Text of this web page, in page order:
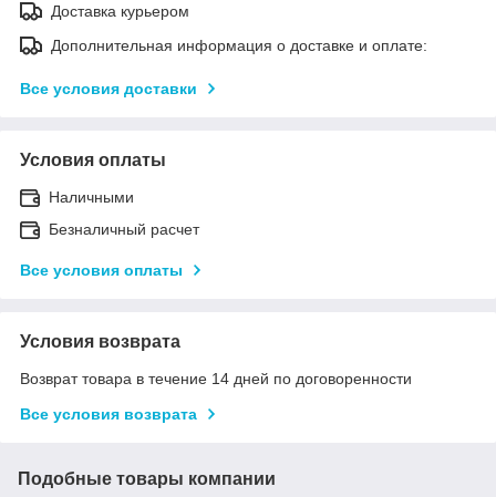
Доставка курьером
Дополнительная информация о доставке и оплате:
Все условия доставки
Условия оплаты
Наличными
Безналичный расчет
Все условия оплаты
Условия возврата
Возврат товара в течение 14 дней по договоренности
Все условия возврата
Подобные товары компании